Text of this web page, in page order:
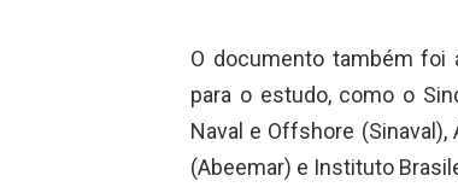
O documento também foi
para o estudo, como o
Naval e Offshore
(Abeemar) e Instituto